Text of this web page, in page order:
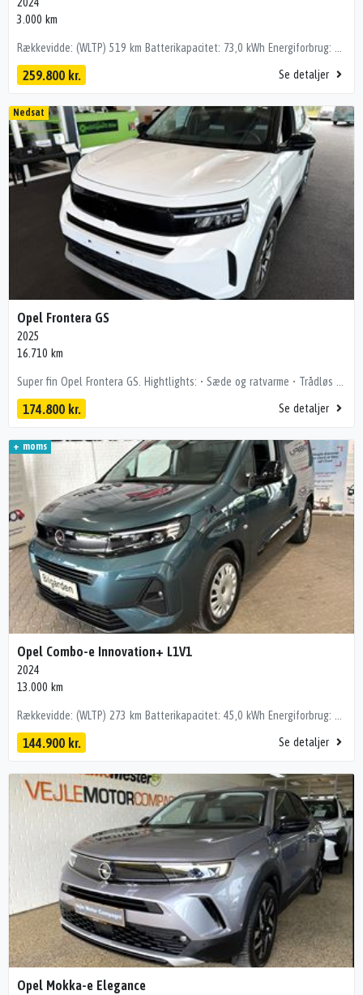
2024
3.000 km
Rækkevidde: (WLTP) 519 km Batterikapacitet: 73,0 kWh Energiforbrug: 170 (Wh/km) 🔧 Udstyrshighlights • Adaptiv fartpilot • 360° Kamera • Headup display • Varme i rat og forsæder • Glastag • 2 Zone klimaanlæg • El-bagklap • Apple Carplay / Android Auto • Vognbaneassistent • Blindvinkelsassistent • Focal lydanlæg kørecomputer, digitalt cockpit, bagagerumsdækken, multifunktionsrat, læderrat, dellæderindtræk, højdejust. forsæder, el-justerbar lændestøtte, splitbagsæde, mørk loftbeklædning, ambiente belysning, 20" alufælge, glastag, el-sidespejle, fuld led forlygter, led baglygter, mørktonede ruder i bag, automatgear, varme i rat, 2 zone klima, aircondition, fuldaut. klima, elektrisk kabinevarmer, fjernb. centrallås, nøglefri adgang, nøglefri tænding, adaptiv fartpilot, aut. nedbl. bakspejl, udv. temp. måler, sædevarme, 4x el-ruder, el betjent bagklap, elektrisk parkeringsbremse, headup display, trådløs mobilopladning, app integration, dab radio, navigation, håndfrit til mobil, musikstreaming via bluetooth, android auto, apple carplay, usb-c tilslutning, regnsensor, 360° kamera, parkeringssensor (bag), parkeringssensor (for), dæktryksmåler, skiltegenkendelse, isofix, automatisk lys, fjernlysassistent, airbag, antispin, esp, stemmebetjening, vognbaneassistent, automatisk nødbremsesystem, blindvinkelsassistent, førerovervågning med advarsel 💰 Finansiering tilbydes – også uden udbetaling! – ring for pris på netop denne bil. Mulighed for tilkøb af op til 36 måneders garanti hos Bilgården Hostrup A/S 📞 Kontakt os 📱 Ring: 22 10 29 26 📧 Mail: William@bilgaardenhostrup.dk 🕘 Åbningstider – Salgsafdelingen Hverdage: 10.00 – 18.00 Weekend: 11.00 – 17.00 📍 Vi er beliggende kun 10 minutters kørsel nord for Aalborg. 🚗 De fleste af vores biler står klar til omgående levering. 🔎 Se flere biler på: www.bilgaardenhostrup.dk
259.800 kr. Se detaljer
Nedsat
Opel Frontera GS
2025
16.710 km
Super fin Opel Frontera GS. Hightlights: • Sæde og ratvarme • Trådløs carplay • Navigation • P-sensor for og bag • bakkamera •Trådløs mobillader • træk til 350kg med og uden bremser kan tilkøbes. Fuld udstyrsliste: kørecomputer, dobbelt bagagerumsbund, multifunktionsrat, digitalt cockpit, læderrat, bagagerumsdækken, stofindtræk, 16" alufælge, el-klapbare sidespejle m/varme, led kørelys, led baglygter, fuld led forlygter, mørktonede ruder i bag, udv. temp. måler, 4x el-ruder, elektrisk parkeringsbremse, fuldaut. klima, varme i rat, fjernb. centrallås, fartpilot, app integration, sædevarme, trådløs mobilopladning, dab+ radio, musikstreaming via bluetooth, usb-c tilslutning, navigation, android auto, håndfrit til mobil, apple carplay, træthedsregistrering, esp, auto hold, blindvinkelsassistent, parkeringssensor (bag), førerovervågning med advarsel, regnsensor, automatisk lys, automatisk nødbremsesystem, bakkamera, parkeringssensor (for), dæktryksmåler, skiltegenkendelse, isofix, vognbaneassistent, stemmebetjening 💰 Billig finansiering – også uden udbetaling Vi tilbyder attraktiv finansiering via bl.a. Santander Bank, ofte billigere end bankernes. 📍 Se bilen hos HBG Teknologiparken 2, 9440 Aabybro 🕙 Hverdage kl. 10–17 | Søndag kl. 12–16 Bemærk! i ferie perioder og helligdage kan åbningstider være anderledes. Tjek vores Google side. 📞 Mikkel – 60 16 02 54 📧 salg@hbg.dk Pst! Du kan også sende en SMS! Vognnr.: 4618 Forbehold for tastefejl
174.800 kr. Se detaljer
+ moms
Opel Combo-e Innovation+ L1V1
2024
13.000 km
Rækkevidde: (WLTP) 273 km Batterikapacitet: 45,0 kWh Energiforbrug: 203 (Wh/km) Ny facelifted 2024 model OBS: Varebil +moms 🔧 Udstyrshighlights • Fartpilot • Musikstreaming via bluetooth • El-klapbare sidespejle m. varme • Vognbaneassistent kørecomputer, digitalt cockpit, multifunktionsrat, stofindtræk, højdejust. førersæde, el-klapbare sidespejle, led kørelys, fuld led forlygter, automatgear, el-sidespejle m/varme, el-sidespejle, aircondition, elektrisk kabinevarmer, fjernb. centrallås, nøglefri tænding, fartpilot, udv. temp. måler, el-ruder, elektrisk parkeringsbremse, usb-a tilslutning, usb-c tilslutning, regnsensor, automatisk lys, airbag, antispin, esp, vognbaneassistent, musikstreaming via bluetooth, håndfrit til mobil 💰 Finansiering tilbydes – også uden udbetaling! – ring for pris på netop denne bil. Mulighed for tilkøb af op til 36 måneders garanti hos Bilgården Hostrup A/S 📞 Kontakt os 📱 Ring: 22 10 29 26 📧 Mail: mathias@bilgaardenhostrup.dk 🕘 Åbningstider – Salgsafdelingen Hverdage: 10.00 – 18.00 Weekend: 11.00 – 17.00 📍 Vi er beliggende kun 10 minutters kørsel nord for Aalborg. 🚗 De fleste af vores biler står klar til omgående levering. 🔎 Se flere biler på: www.bilgaardenhostrup.dk
144.900 kr. Se detaljer
Opel Mokka-e Elegance